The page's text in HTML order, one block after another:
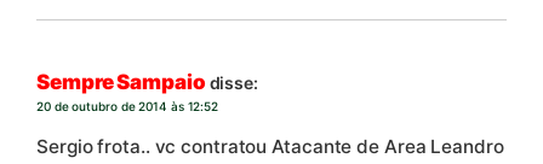
Sempre Sampaio disse:
20 de outubro de 2014 às 12:52
Sergio frota.. vc contratou Atacante de Area Leandro